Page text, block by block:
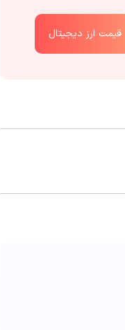
قیمت ارز دیجیتال